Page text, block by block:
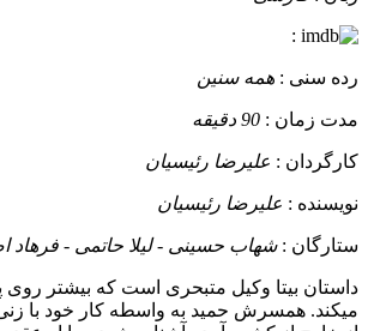
:
رده سنی : همه سنین
مدت زمان : 90 دقیقه
کارگردان : علیرضا رئیسیان
نویسنده : علیرضا رئیسیان
ستارگان :شهاب حسینی - لیلا حاتمی - فرهاد
داستان بیتا وکیل متبحری است که بیشتر روی
میکند. همسرش حمید به واسطه کار خود با زنی